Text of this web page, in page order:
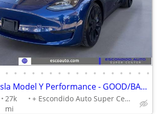
• • • • • • • • • • • • • • • • •
2022 Tesla Model Y Performance - GOOD/BAD/NO CREDIT OK!
27k
mi
+ Escondido Auto Super Center